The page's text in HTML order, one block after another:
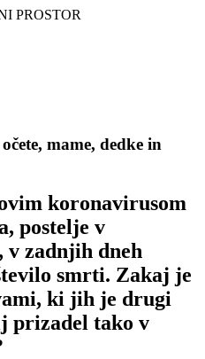
mame, dedke in
koronavirusom
postelje v
v zadnjih dneh
smrti. Zakaj je
ki jih je drugi
prizadel tako v